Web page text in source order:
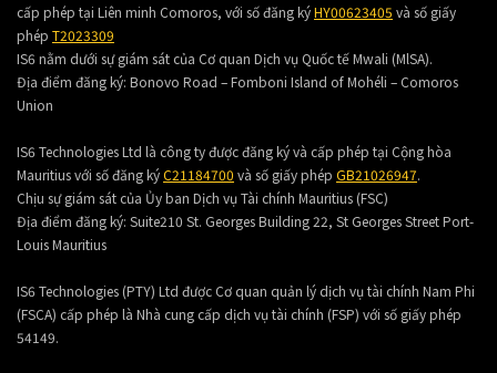
cấp phép tại Liên minh Comoros, với số đăng kýHY00623405 và số giấy
phép T2023309
IS6 nằm dưới sự giám sát của Cơ quan Dịch vụ Quốc tế Mwali (MlSA).
Địa điểm đăng ký: Bonovo Road – Fomboni Island of Mohéli – Comoros
Union
IS6 Technologies Ltd là công ty được đăng ký và cấp phép tại Cộng hòa
Mauritius với số đăng kýC21184700 và số giấy phép GB21026947.
Chịu sự giám sát của Ủy ban Dịch vụ Tài chính Mauritius (FSC)
Địa điểm đăng ký: Suite210 St. Georges Building 22, St Georges Street Port-
Louis Mauritius
IS6 Technologies (PTY) Ltd được Cơ quan quản lý dịch vụ tài chính Nam Phi
(FSCA) cấp phép là Nhà cung cấp dịch vụ tài chính (FSP) với số giấy phép
54149.